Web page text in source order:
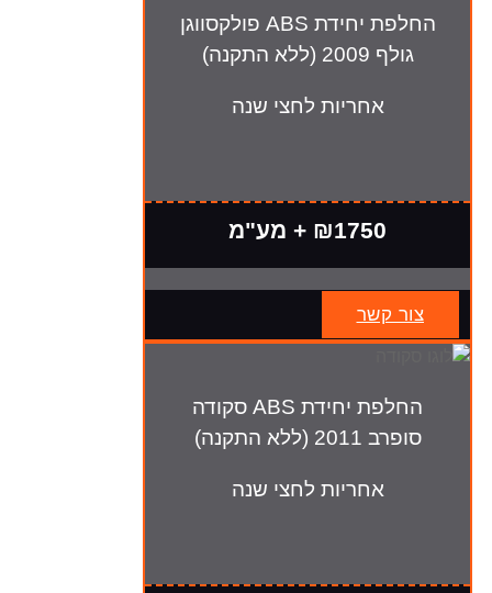
החלפת יחידת ABS פולקסווגן
גולף 2009 (ללא התקנה)
אחריות לחצי שנה
₪1750 + מע"מ
צור קשר
החלפת יחידת ABS סקודה
סופרב 2011 (ללא התקנה)
אחריות לחצי שנה